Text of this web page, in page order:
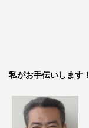
私がお手伝いします！